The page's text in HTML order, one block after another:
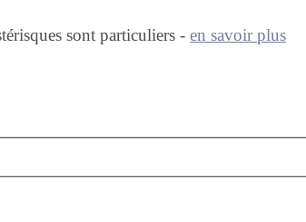
sont particuliers - en savoir plus